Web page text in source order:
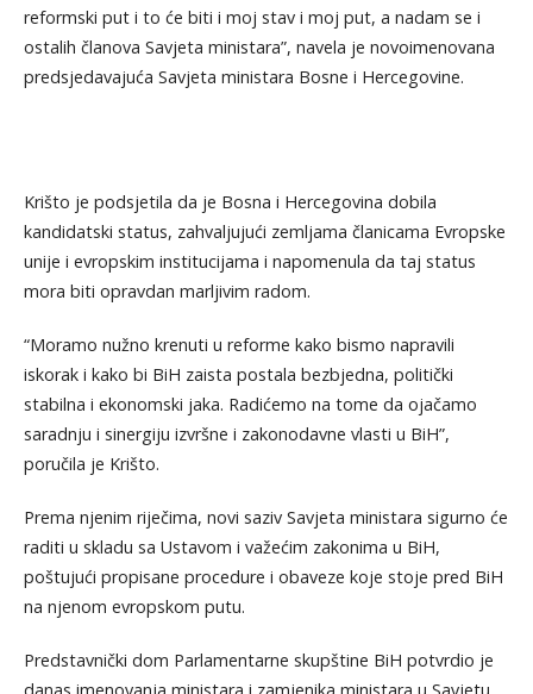
reformski put i to će biti i moj stav i moj put, a nadam se i
ostalih članova Savjeta ministara”, navela je novoimenovana
predsjedavajuća Savjeta ministara Bosne i Hercegovine.
Krišto je podsjetila da je Bosna i Hercegovina dobila
kandidatski status, zahvaljujući zemljama članicama Evropske
unije i evropskim institucijama i napomenula da taj status
mora biti opravdan marljivim radom.
“Moramo nužno krenuti u reforme kako bismo napravili
iskorak i kako bi BiH zaista postala bezbjedna, politički
stabilna i ekonomski jaka. Radićemo na tome da ojačamo
saradnju i sinergiju izvršne i zakonodavne vlasti u BiH”,
poručila je Krišto.
Prema njenim riječima, novi saziv Savjeta ministara sigurno će
raditi u skladu sa Ustavom i važećim zakonima u BiH,
poštujući propisane procedure i obaveze koje stoje pred BiH
na njenom evropskom putu.
Predstavnički dom Parlamentarne skupštine BiH potvrdio je
danas imenovanja ministara i zamjenika ministara u Savjetu